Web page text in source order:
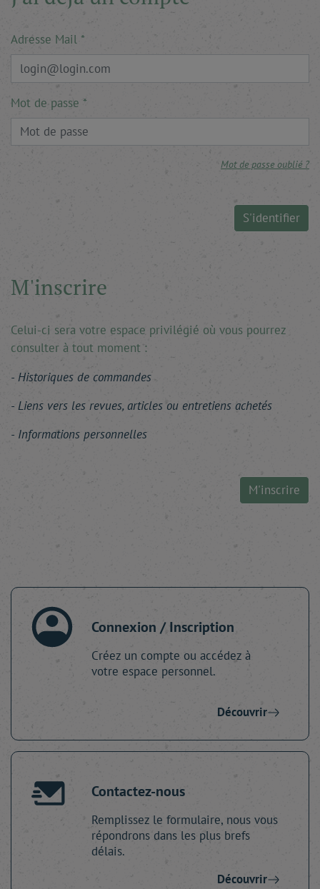
Adresse Mail
Mot de passe
Mot de passe oublié ?
S'identifier
M'inscrire
Celui-ci sera votre espace privilégié où vous pourrez
consulter à tout moment :
Historiques de commandes
Liens vers les revues, articles ou entretiens achetés
Informations personnelles
M'inscrire
Connexion / Inscription
Créez un compte ou accédez à
votre espace personnel.
Découvrir
Contactez-nous
Remplissez le formulaire, nous vous
répondrons dans les plus brefs
délais.
Découvrir